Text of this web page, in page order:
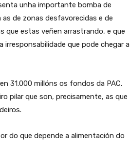
unha importante bomba de
de zonas desfavorecidas e de
que estas veñen arrastrando, e que
irresponsabilidade que pode chegar a
31.000 millóns os fondos da PAC.
pilar que son, precisamente, as que
do que depende a alimentación do